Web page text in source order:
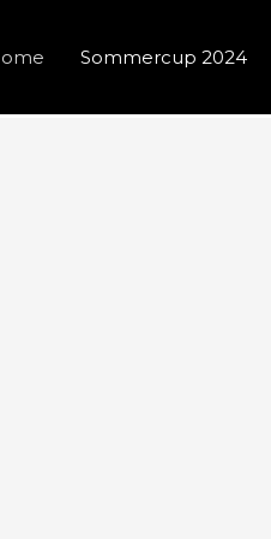
Sommercup 2024